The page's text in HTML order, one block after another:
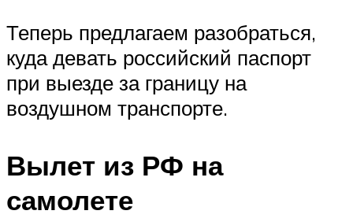
Теперь предлагаем разобраться,
куда девать российский паспорт
при выезде за границу на
воздушном транспорте.
Вылет из РФ на
самолете